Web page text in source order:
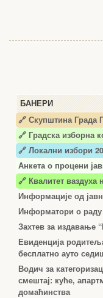
БАНЕРИ
🔗 Скупштина Града
🔗 Градска изборна
🔗 Локални избори
Анкета о процени
🔗 Квалитет ваздуха
Информације од
Информатори о
Захтев за издавање
Евиденција
бесплатно ауто
Водич за
смештај: куће,
домаћинства